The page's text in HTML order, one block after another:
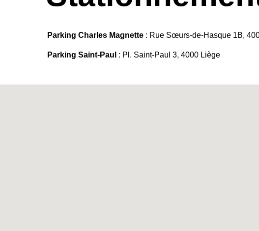
Parking Charles Magnette : Rue Sœurs-de-Hasque 1B,
Parking Saint-Paul : Pl. Saint-Paul 3, 4000 Liège